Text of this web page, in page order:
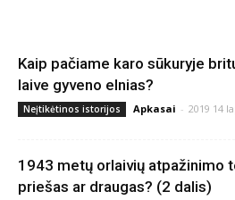
Kaip pačiame karo sūkuryje
laive gyveno elnias?
Neįtikėtinos istorijos Apkasai - 2019 14
1943 metų orlaivių atpažinimo
priešas ar draugas? (2 dalis)